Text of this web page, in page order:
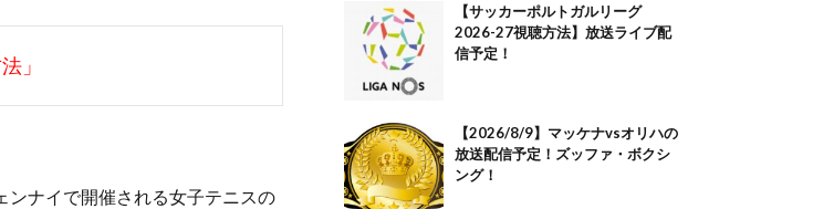
」
ンナイで開催される女子テニスの
【サッカーポルトガルリーグ
2026-27視聴方法】放送ライブ配
信予定！
【2026/8/9】マッケナvsオリハの
放送配信予定！ズッファ・ボクシ
ング！